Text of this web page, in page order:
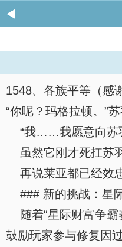
1548、各族平等（感
“你呢？玛格拉顿。”
“我……我愿意向苏羽
虽然它刚才死扛苏
再说莱亚都已经效
### 新的挑战：星
随着“星际财富争霸
鼓励玩家参与修复因